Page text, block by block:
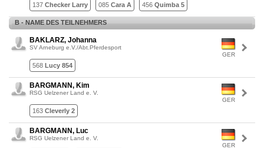
137 Checker Larry 085 Cara A 456 Quimba 5
B - NAME DES TEILNEHMERS
GER
BAKLARZ, Johanna
SV Arneburg e.V./Abt.Pferdesport
568 Lucy 854
GER
BARGMANN, Kim
RSG Uelzener Land e. V.
163 Cleverly 2
GER
BARGMANN, Luc
RSG Uelzener Land e. V.